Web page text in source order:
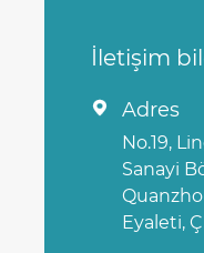
İletişim
 Adres
No.19,
Sanayi
Eyaleti,